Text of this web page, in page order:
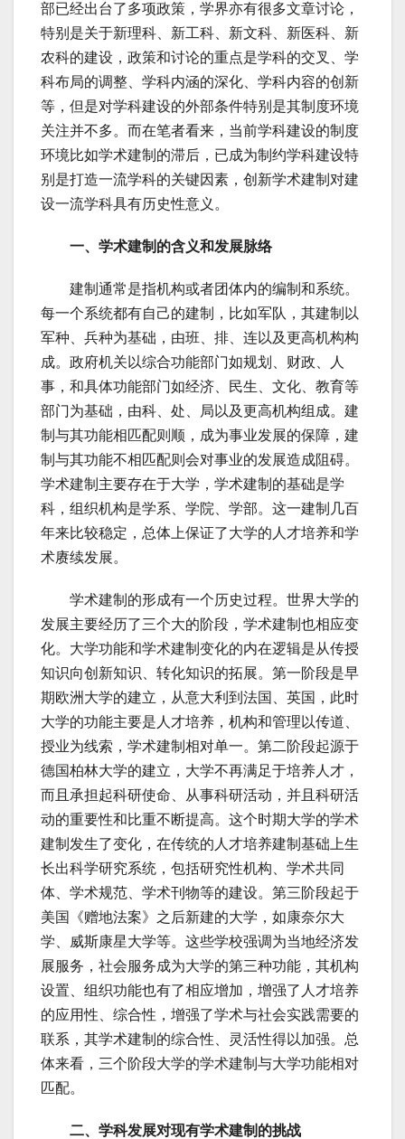
部已经出台了多项政策，学界亦有很多文章讨论，
特别是关于新理科、新工科、新文科、新医科、新
农科的建设，政策和讨论的重点是学科的交叉、学
科布局的调整、学科内涵的深化、学科内容的创新
等，但是对学科建设的外部条件特别是其制度环境
关注并不多。而在笔者看来，当前学科建设的制度
环境比如学术建制的滞后，已成为制约学科建设特
别是打造一流学科的关键因素，创新学术建制对建
设一流学科具有历史性意义。
一、学术建制的含义和发展脉络
建制通常是指机构或者团体内的编制和系统。
每一个系统都有自己的建制，比如军队，其建制以
军种、兵种为基础，由班、排、连以及更高机构构
成。政府机关以综合功能部门如规划、财政、人
事，和具体功能部门如经济、民生、文化、教育等
部门为基础，由科、处、局以及更高机构组成。建
制与其功能相匹配则顺，成为事业发展的保障，建
制与其功能不相匹配则会对事业的发展造成阻碍。
学术建制主要存在于大学，学术建制的基础是学
科，组织机构是学系、学院、学部。这一建制几百
年来比较稳定，总体上保证了大学的人才培养和学
术赓续发展。
学术建制的形成有一个历史过程。世界大学的
发展主要经历了三个大的阶段，学术建制也相应变
化。大学功能和学术建制变化的内在逻辑是从传授
知识向创新知识、转化知识的拓展。第一阶段是早
期欧洲大学的建立，从意大利到法国、英国，此时
大学的功能主要是人才培养，机构和管理以传道、
授业为线索，学术建制相对单一。第二阶段起源于
德国柏林大学的建立，大学不再满足于培养人才，
而且承担起科研使命、从事科研活动，并且科研活
动的重要性和比重不断提高。这个时期大学的学术
建制发生了变化，在传统的人才培养建制基础上生
长出科学研究系统，包括研究性机构、学术共同
体、学术规范、学术刊物等的建设。第三阶段起于
美国《赠地法案》之后新建的大学，如康奈尔大
学、威斯康星大学等。这些学校强调为当地经济发
展服务，社会服务成为大学的第三种功能，其机构
设置、组织功能也有了相应增加，增强了人才培养
的应用性、综合性，增强了学术与社会实践需要的
联系，其学术建制的综合性、灵活性得以加强。总
体来看，三个阶段大学的学术建制与大学功能相对
匹配。
二、学科发展对现有学术建制的挑战